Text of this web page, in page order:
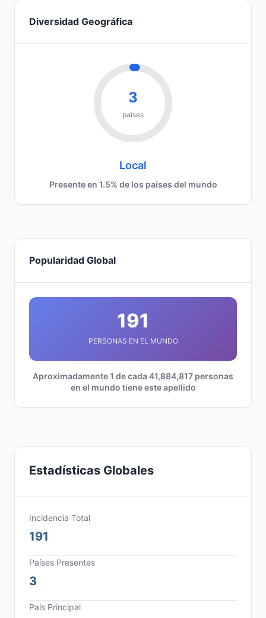
Diversidad Geográfica
3
países
Local
Presente en 1.5% de los países del mundo
Popularidad Global
191
PERSONAS EN EL MUNDO
Aproximadamente 1 de cada 41,884,817 personas
en el mundo tiene este apellido
Estadísticas Globales
Incidencia Total
191
Países Presentes
3
País Principal